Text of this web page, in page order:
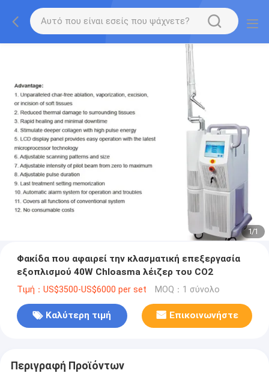
1/1
Φακίδα που αφαιρεί την κλασματική επεξεργασία
εξοπλισμού 40W Chloasma λέιζερ του CO2
Τιμή：US$3500-US$6000 per set MOQ：1 σύνολο
Καλύτερη τιμή Επικοινωνήστε
Περιγραφή Προϊόντων